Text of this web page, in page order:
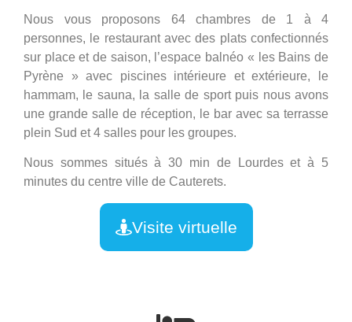
Nous vous proposons 64 chambres de 1 à 4
personnes, le restaurant avec des plats confectionnés
sur place et de saison, l’espace balnéo « les Bains de
Pyrène » avec piscines intérieure et extérieure, le
hammam, le sauna, la salle de sport puis nous avons
une grande salle de réception, le bar avec sa terrasse
plein Sud et 4 salles pour les groupes.
Nous sommes situés à 30 min de Lourdes et à 5
minutes du centre ville de Cauterets.
Visite virtuelle